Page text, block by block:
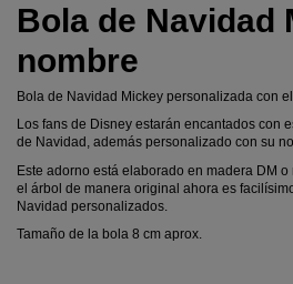
Bola de Navidad
nombre
Bola de Navidad Mickey personalizada con
Los fans de Disney estarán encantados con
de Navidad, además personalizado con su
Este adorno está elaborado en madera DM
el árbol de manera original ahora es
Navidad personalizados.
Tamaño de la bola 8 cm aprox.